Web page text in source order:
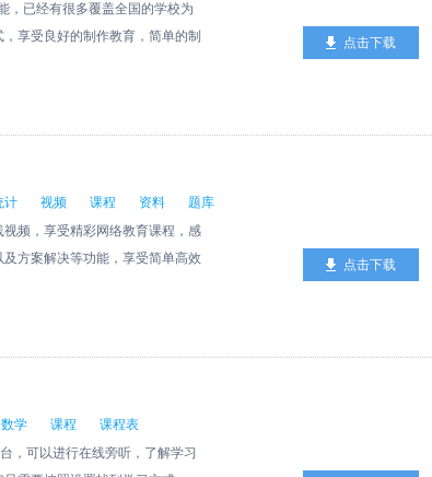
，已经有很多覆盖全国的学校为
享受良好的制作教育，简单的制
点击下载
计 视频 课程 资料
题库
频，享受精彩网络教育课程，感
方案解决等功能，享受简单高效
点击下载
数学 课程
课程表
，可以进行在线旁听，了解学习